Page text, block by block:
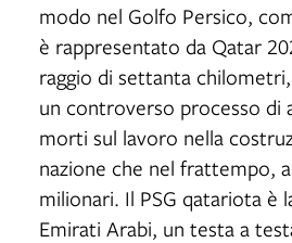
modo nel Golfo Persico,
è rappresentato da Qatar
raggio di settanta
un controverso processo di
morti sul lavoro nella
nazione che nel frattempo,
milionari. Il PSG qatariota è
Emirati Arabi, un testa a